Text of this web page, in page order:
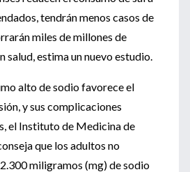
tendrán menos casos de
miles de millones de
salud, estima un nuevo estudio.
alto de sodio favorece el
y sus complicaciones
el Instituto de Medicina de
que los adultos no
miligramos (mg) de sodio